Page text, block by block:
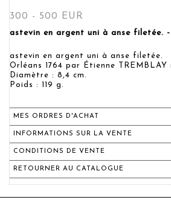
300 - 500 EUR
astevin en argent uni à anse filetée.
astevin en argent uni à anse filetée.
Orléans 1764 par Étienne TREMBLAY
Diamètre : 8,4 cm.
Poids : 119 g.
MES ORDRES D'ACHAT
INFORMATIONS SUR LA VENTE
CONDITIONS DE VENTE
RETOURNER AU CATALOGUE